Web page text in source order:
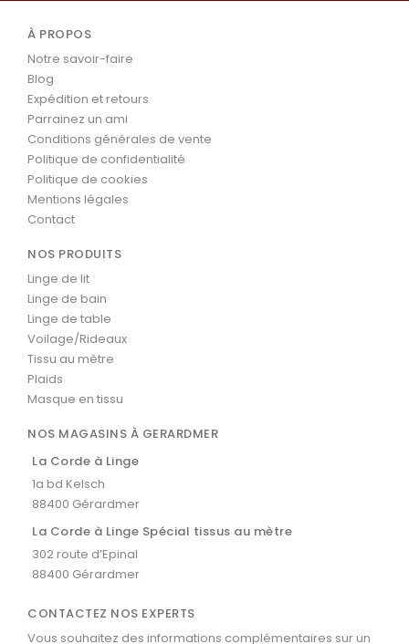
À PROPOS
Notre savoir-faire
Blog
Expédition et retours
Parrainez un ami
Conditions générales de vente
Politique de confidentialité
Politique de cookies
Mentions légales
Contact
NOS PRODUITS
Linge de lit
Linge de bain
Linge de table
Voilage/Rideaux
Tissu au mètre
Plaids
Masque en tissu
NOS MAGASINS À GERARDMER
La Corde à Linge
1a bd Kelsch
88400 Gérardmer
La Corde à Linge Spécial tissus au mètre
302 route d’Epinal
88400 Gérardmer
CONTACTEZ NOS EXPERTS
Vous souhaitez des informations complémentaires sur un